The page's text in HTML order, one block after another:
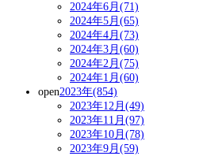
2024年6月(71)
2024年5月(65)
2024年4月(73)
2024年3月(60)
2024年2月(75)
2024年1月(60)
open2023年(854)
2023年12月(49)
2023年11月(97)
2023年10月(78)
2023年9月(59)